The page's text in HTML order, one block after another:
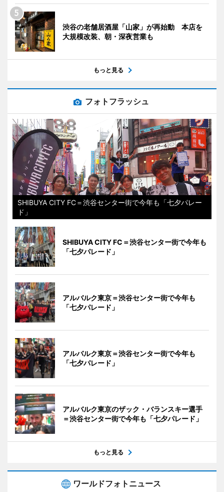
渋谷の老舗居酒屋「山家」が再始動 本店を
大規模改装、朝・深夜営業も
もっと見る
フォトフラッシュ
SHIBUYA CITY FC＝渋谷センター街で今年も「七夕パレー
ド」
SHIBUYA CITY FC＝渋谷センター街で今年も
「七夕パレード」
アルバルク東京＝渋谷センター街で今年も
「七夕パレード」
アルバルク東京＝渋谷センター街で今年も
「七夕パレード」
アルバルク東京のザック・バランスキー選手
＝渋谷センター街で今年も「七夕パレード」
もっと見る
ワールドフォトニュース